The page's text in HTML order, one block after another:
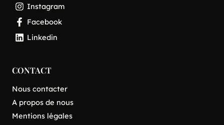
Instagram
Facebook
Linkedin
CONTACT
Nous contacter
A propos de nous
Mentions légales